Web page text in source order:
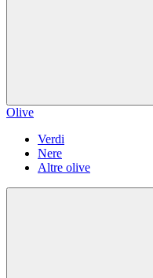
Olive
Verdi
Nere
Altre olive